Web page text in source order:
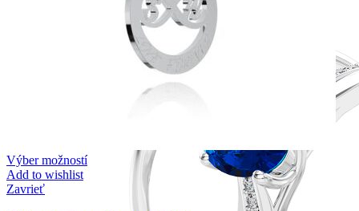
Výber možností
Add to wishlist
Zavrieť